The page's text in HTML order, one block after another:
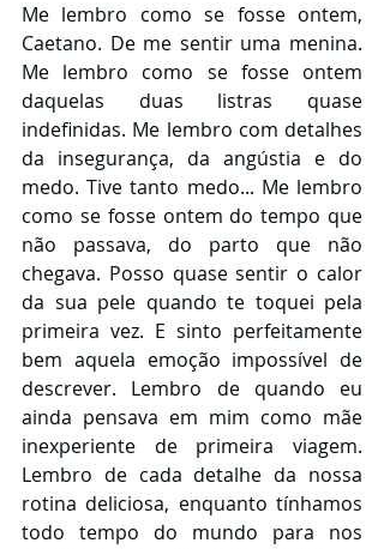
Me lembro como se fosse ontem,
Caetano. De me sentir uma menina.
Me lembro como se fosse ontem
daquelas duas listras quase
indefinidas. Me lembro com detalhes
da insegurança, da angústia e do
medo. Tive tanto medo... Me lembro
como se fosse ontem do tempo que
não passava, do parto que não
chegava. Posso quase sentir o calor
da sua pele quando te toquei pela
primeira vez. E sinto perfeitamente
bem aquela emoção impossível de
descrever. Lembro de quando eu
ainda pensava em mim como mãe
inexperiente de primeira viagem.
Lembro de cada detalhe da nossa
rotina deliciosa, enquanto tínhamos
todo tempo do mundo para nos